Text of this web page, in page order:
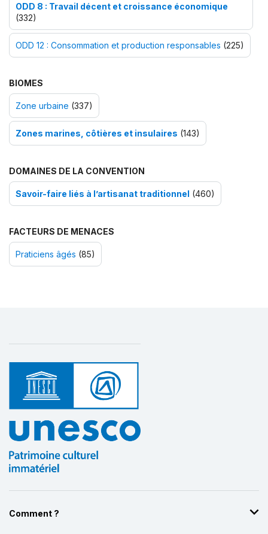
ODD 8 : Travail décent et croissance économique
(332)
ODD 12 : Consommation et production responsables (225)
BIOMES
Zone urbaine (337)
Zones marines, côtières et insulaires (143)
DOMAINES DE LA CONVENTION
Savoir-faire liés à l’artisanat traditionnel (460)
FACTEURS DE MENACES
Praticiens âgés (85)
Comment ?